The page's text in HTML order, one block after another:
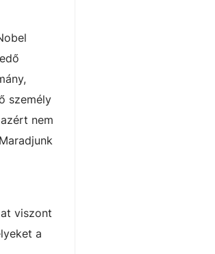
személy
nem
viszont
a